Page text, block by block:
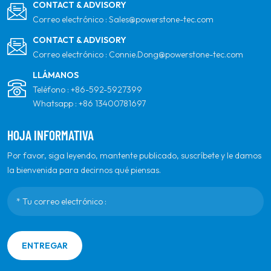
CONTACT & ADVISORY
Correo electrónico : Sales@powerstone-tec.com
CONTACT & ADVISORY
Correo electrónico : Connie.Dong@powerstone-tec.com
LLÁMANOS
Teléfono : +86-592-5927399
Whatsapp : +86 13400781697
HOJA INFORMATIVA
Por favor, siga leyendo, mantente publicado, suscríbete y le damos
la bienvenida para decirnos qué piensas.
ENTREGAR